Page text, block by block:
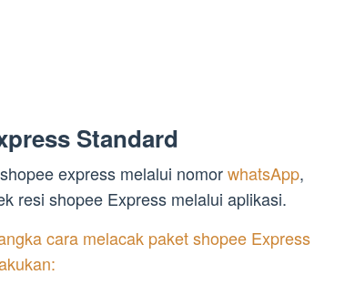
Standard
express melalui nomorwhatsApp,
resi shopee Express melalui aplikasi.
cara melacak paket shopee Express